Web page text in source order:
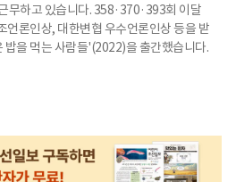
무하고 있습니다. 358·370·393회 이달
언론인상, 대한변협 우수언론인상 등을 받
밥을 먹는 사람들'(2022)을 출간했습니다.